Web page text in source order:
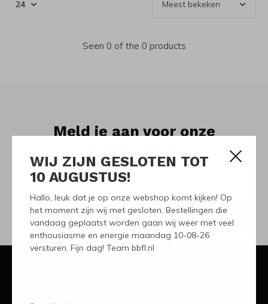
WIJ ZIJN GESLOTEN TOT
10 AUGUSTUS!
Hallo, leuk dat je op onze webshop komt kijken! Op
het moment zijn wij met gesloten. Bestellingen die
vandaag geplaatst worden gaan wij weer met veel
enthousiasme en energie maandag 10-08-26
versturen. Fijn dag! Team bbfl.nl
Seen 0 of the 0 products
Meld je aan voor onze
Ontvang de nieuwste aanbiedingen en promoties
ABONNEER